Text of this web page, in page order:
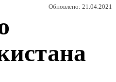
Обновлено: 21.04.2021